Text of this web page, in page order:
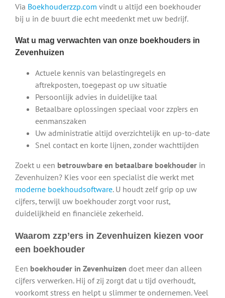
Via Boekhouderzzp.com vindt u altijd een boekhouder
bij u in de buurt die echt meedenkt met uw bedrijf.
Wat u mag verwachten van onze boekhouders in
Zevenhuizen
Actuele kennis van belastingregels en
aftrekposten, toegepast op uw situatie
Persoonlijk advies in duidelijke taal
Betaalbare oplossingen speciaal voor zzp’ers en
eenmanszaken
Uw administratie altijd overzichtelijk en up-to-date
Snel contact en korte lijnen, zonder wachttijden
Zoekt u een betrouwbare en betaalbare boekhouder in
Zevenhuizen? Kies voor een specialist die werkt met
moderne boekhoudsoftware. U houdt zelf grip op uw
cijfers, terwijl uw boekhouder zorgt voor rust,
duidelijkheid en financiële zekerheid.
Waarom zzp’ers in Zevenhuizen kiezen voor
een boekhouder
Een boekhouder in Zevenhuizen doet meer dan alleen
cijfers verwerken. Hij of zij zorgt dat u tijd overhoudt,
voorkomt stress en helpt u slimmer te ondernemen. Veel